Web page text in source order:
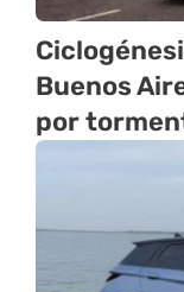
Buenos
por